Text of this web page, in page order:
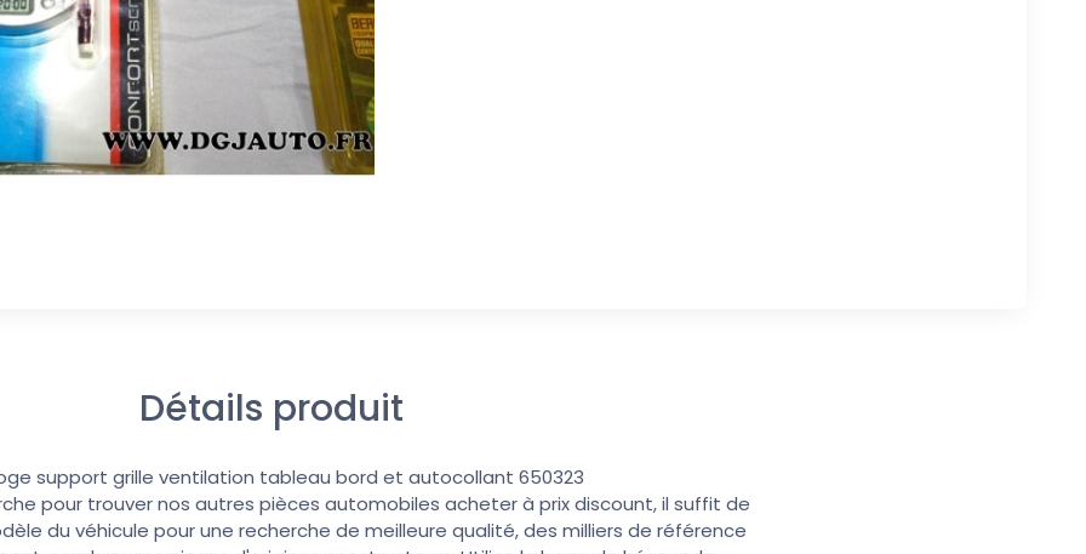
Détails produit
support grille ventilation tableau bord et autocollant 650323
pour trouver nos autres pièces automobiles acheter à prix discount, il suffit de
du véhicule pour une recherche de meilleure qualité, des milliers de référence